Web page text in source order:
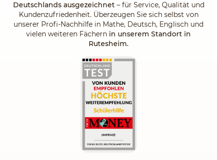
Deutschlands ausgezeichnet– für Service, Qualität und
Kundenzufriedenheit. Überzeugen Sie sich selbst von
unserer Profi-Nachhilfe in Mathe, Deutsch, Englisch und
vielen weiteren Fächern in unserem Standort in
Rutesheim.